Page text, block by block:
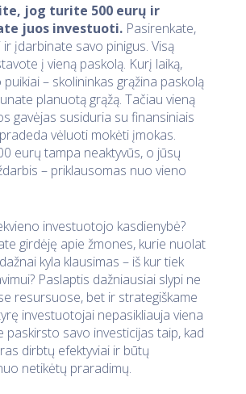
jog turite 500 eurų ir
juos investuoti. Pasirenkate,
įdarbinate savo pinigus. Visą
į vieną paskolą. Kurį laiką,
– skolininkas grąžina paskolą
planuotą grąžą. Tačiau vieną
gavėjas susiduria su finansiniais
vėluoti mokėti įmokas.
eurų tampa neaktyvūs, o jūsų
– priklausomas nuo vieno
investuotojo kasdienybė?
girdėję apie žmones, kurie nuolat
kyla klausimas – iš kur tiek
Paslaptis dažniausiai slypi ne
resursuose, bet ir strategiškame
investuotojai nepasikliauja viena
paskirsto savo investicijas taip, kad
dirbtų efektyviai ir būtų
netikėtų praradimų.